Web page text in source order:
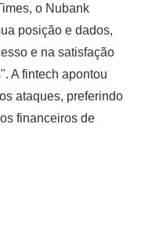
o Nubank
posição e dados,
e na satisfação
A fintech apontou
ataques, preferindo
financeiros de